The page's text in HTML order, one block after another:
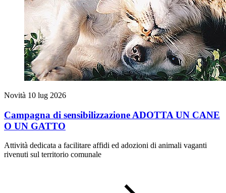
Novità 10 lug 2026
Campagna di sensibilizzazione ADOTTA UN CANE
O UN GATTO
Attività dedicata a facilitare affidi ed adozioni di animali vaganti
rivenuti sul territorio comunale